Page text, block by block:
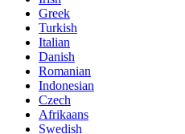
Greek
Turkish
Italian
Danish
Romanian
Indonesian
Czech
Afrikaans
Swedish